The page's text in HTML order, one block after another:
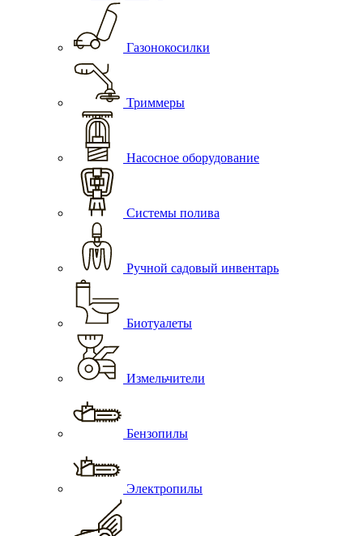
Газонокосилки
Триммеры
Насосное оборудование
Системы полива
Ручной садовый инвентарь
Биотуалеты
Измельчители
Бензопилы
Электропилы